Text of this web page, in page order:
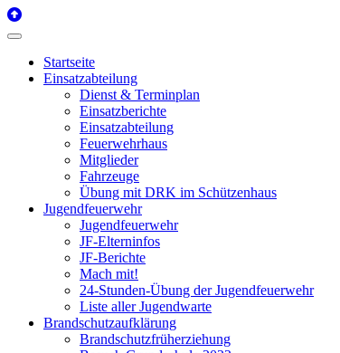
Startseite
Einsatzabteilung
Dienst & Terminplan
Einsatzberichte
Einsatzabteilung
Feuerwehrhaus
Mitglieder
Fahrzeuge
Übung mit DRK im Schützenhaus
Jugendfeuerwehr
Jugendfeuerwehr
JF-Elterninfos
JF-Berichte
Mach mit!
24-Stunden-Übung der Jugendfeuerwehr
Liste aller Jugendwarte
Brandschutzaufklärung
Brandschutzfrüherziehung